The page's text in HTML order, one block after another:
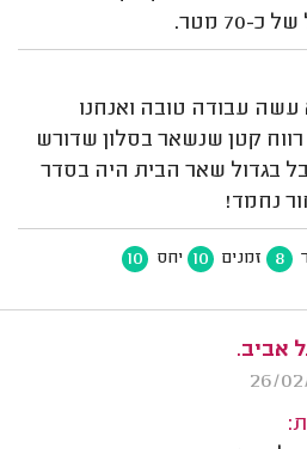
70 מטר.
עשה עבודה טובה ואנחנו
רווח קטן שנשאר בסלון שדורש
בגדול שאר הבית היה בסדר
נחמד!
8 זמנים 10 יחס 10
אביב.